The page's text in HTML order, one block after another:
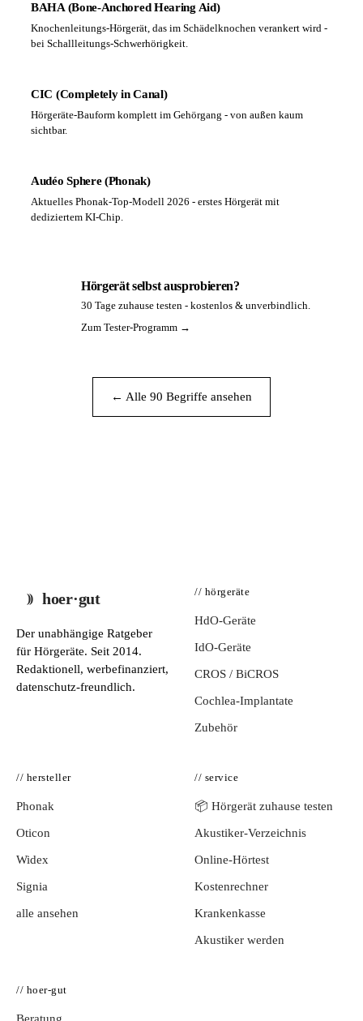
BAHA (Bone-Anchored Hearing Aid)
Knochenleitungs-Hörgerät, das im Schädelknochen verankert wird -
bei Schallleitungs-Schwerhörigkeit.
CIC (Completely in Canal)
Hörgeräte-Bauform komplett im Gehörgang - von außen kaum
sichtbar.
Audéo Sphere (Phonak)
Aktuelles Phonak-Top-Modell 2026 - erstes Hörgerät mit
dediziertem KI-Chip.
Hörgerät selbst ausprobieren?
30 Tage zuhause testen - kostenlos & unverbindlich.
Zum Tester-Programm →
← Alle 90 Begriffe ansehen
hoer·gut
Der unabhängige Ratgeber
für Hörgeräte. Seit 2014.
Redaktionell, werbefinanziert,
datenschutz-freundlich.
// hörgeräte
HdO-Geräte
IdO-Geräte
CROS / BiCROS
Cochlea-Implantate
Zubehör
// hersteller
Phonak
Oticon
Widex
Signia
alle ansehen
// service
📦 Hörgerät zuhause testen
Akustiker-Verzeichnis
Online-Hörtest
Kostenrechner
Krankenkasse
Akustiker werden
// hoer-gut